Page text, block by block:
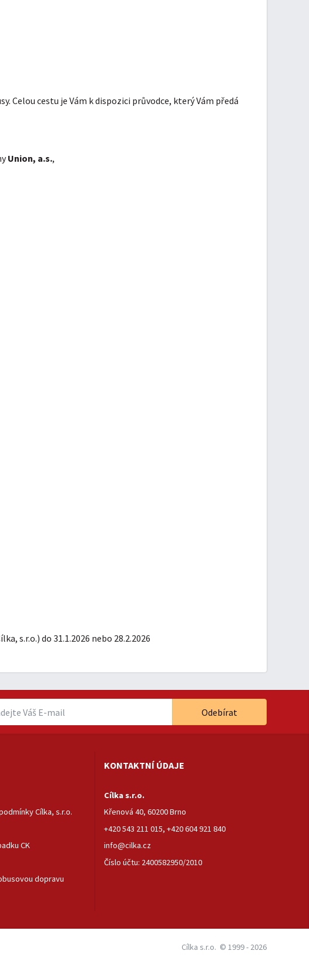
Celou cestu je Vám k dispozici průvodce, který Vám předá
Union, a.s.,
s.r.o.) do 31.1.2026 nebo 28.2.2026
Odebírat
Cílka, s.r.o.
CK
dopravu
KONTAKTNÍ ÚDAJE
Cílka s.r.o.
Křenová 40, 60200 Brno
+420 543 211 015, +420 604 921 840
info@cilka.cz
Číslo účtu: 2400582950/2010
Cílka s.r.o. © 1999 - 2026